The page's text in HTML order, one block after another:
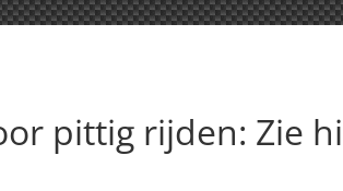
pittig rijden: Zie